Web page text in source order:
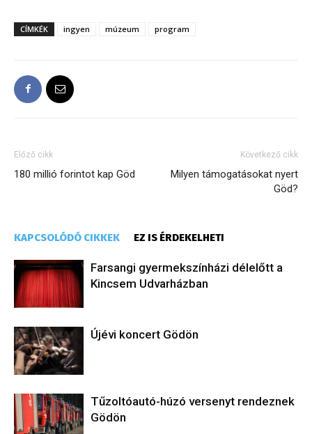
CÍMKÉK ingyen múzeum program
Előző cikk
180 millió forintot kap Göd
Következő cikk
Milyen támogatásokat nyert
Göd?
KAPCSOLÓDÓ CIKKEK EZ IS ÉRDEKELHETI
Farsangi gyermekszínházi délelőtt a
Kincsem Udvarházban
Újévi koncert Gödön
Tűzoltóautó-húzó versenyt rendeznek
Gödön